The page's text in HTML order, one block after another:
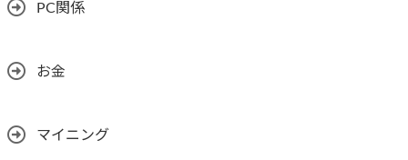
PC関係
お金
マイニング